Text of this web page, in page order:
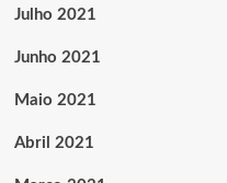
Julho 2021
Junho 2021
Maio 2021
Abril 2021